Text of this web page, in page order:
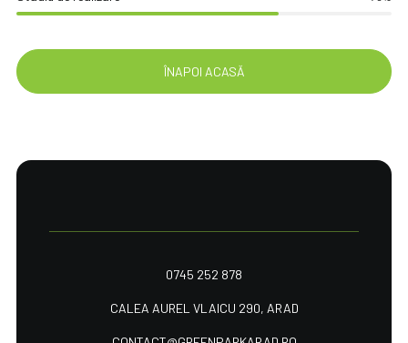
ÎNAPOI ACASĂ
0745 252 878
CALEA AUREL VLAICU 290, ARAD